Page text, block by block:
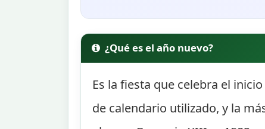
¿Qué es el año nuevo?
Es la fiesta que celebra el
de calendario utilizado, y la